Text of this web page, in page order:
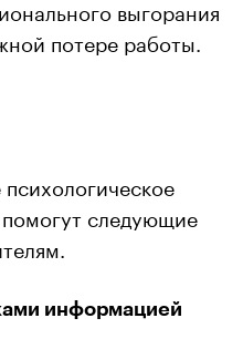
выгорания
потере работы.
помогут следующие
информацией